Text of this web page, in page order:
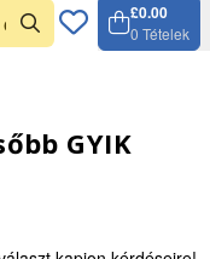
£0.00
0 Tételek
GYIK